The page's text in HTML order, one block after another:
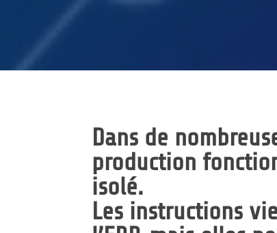
Dans de
production
isolé.
Les instructions